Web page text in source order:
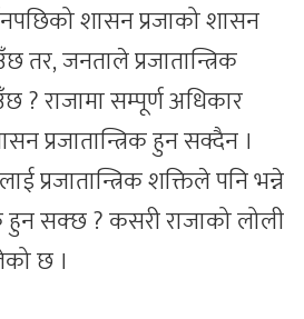
शासन प्रजाको शासन
तर, जनताले प्रजातान्त्रिक
? राजामा सम्पूर्ण अधिकार
प्रजातान्त्रिक हुन सक्दैन ।
प्रजातान्त्रिक शक्तिले पनि भन्ने
हुन सक्छ ? कसरी राजाको लोली
छ ।